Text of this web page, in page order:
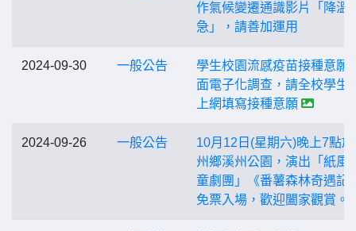
作氣候變遷通識影片「降溫
急」，請善加運用
2024-09-30 一般公告
學生校園流感疫苗接種意願
面電子化調查，請全校學生
上網填寫接種意願
2024-09-26 一般公告
10月12日(星期六)晚上7點
州鄉溪州公園，演出「紙風
童劇團」《番薯森林奇遇記
免票入場，歡迎闔家觀賞。